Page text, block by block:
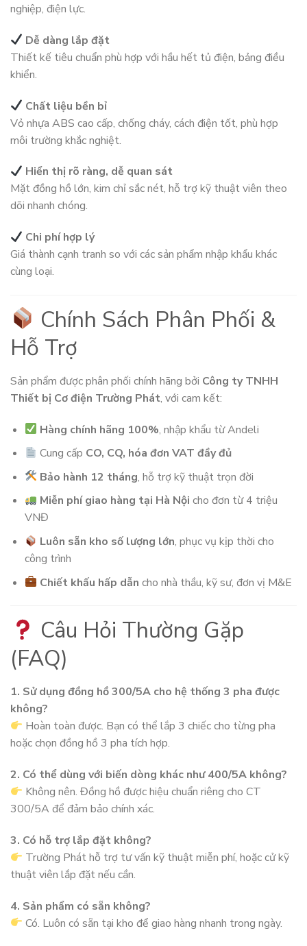
nghiệp, điện lực.
Dễ dàng lắp đặt
Thiết kế tiêu chuẩn phù hợp với hầu hết tủ điện, bảng điều
khiển.
Chất liệu bền bỉ
Vỏ nhựa ABS cao cấp, chống cháy, cách điện tốt, phù hợp
môi trường khắc nghiệt.
Hiển thị rõ ràng, dễ quan sát
Mặt đồng hồ lớn, kim chỉ sắc nét, hỗ trợ kỹ thuật viên theo
dõi nhanh chóng.
Chi phí hợp lý
Giá thành cạnh tranh so với các sản phẩm nhập khẩu khác
cùng loại.
Chính Sách Phân Phối &
Hỗ Trợ
Sản phẩm được phân phối chính hãng bởi Công ty TNHH
Thiết bị Cơ điện Trường Phát, với cam kết:
Hàng chính hãng 100%, nhập khẩu từ Andeli
Cung cấp CO, CQ, hóa đơn VAT đầy đủ
Bảo hành 12 tháng, hỗ trợ kỹ thuật trọn đời
Miễn phí giao hàng tại Hà Nội cho đơn từ 4 triệu
VNĐ
Luôn sẵn kho số lượng lớn, phục vụ kịp thời cho
công trình
Chiết khấu hấp dẫn cho nhà thầu, kỹ sư, đơn vị M&E
Câu Hỏi Thường Gặp
(FAQ)
1. Sử dụng đồng hồ 300/5A cho hệ thống 3 pha được
không?
Hoàn toàn được. Bạn có thể lắp 3 chiếc cho từng pha
hoặc chọn đồng hồ 3 pha tích hợp.
2. Có thể dùng với biến dòng khác như 400/5A không?
Không nên. Đồng hồ được hiệu chuẩn riêng cho CT
300/5A để đảm bảo chính xác.
3. Có hỗ trợ lắp đặt không?
Trường Phát hỗ trợ tư vấn kỹ thuật miễn phí, hoặc cử kỹ
thuật viên lắp đặt nếu cần.
4. Sản phẩm có sẵn không?
Có. Luôn có sẵn tại kho để giao hàng nhanh trong ngày.